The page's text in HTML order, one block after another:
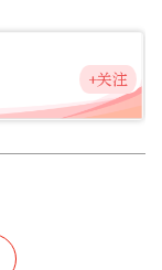
+关注